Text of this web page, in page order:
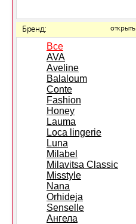
Бренд: открыть
Все
AVA
Aveline
Balaloum
Conte
Fashion
Honey
Lauma
Loca lingerie
Luna
Milabel
Milavitsa Classic
Misstyle
Nana
Orhideja
Senselle
Ангела